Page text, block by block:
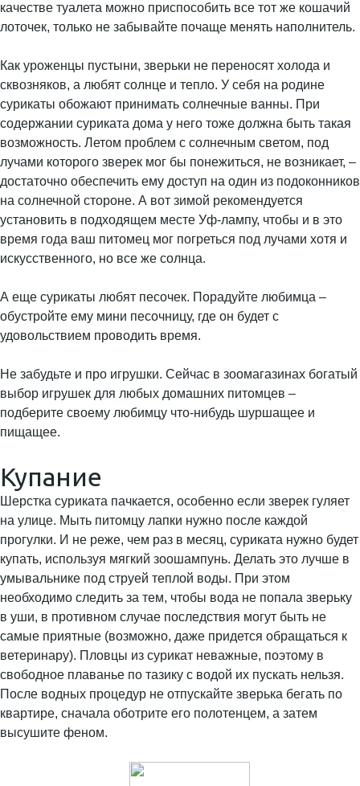
качестве туалета можно приспособить все тот же кошачий
лоточек, только не забывайте почаще менять наполнитель.
Как уроженцы пустыни, зверьки не переносят холода и
сквозняков, а любят солнце и тепло. У себя на родине
сурикаты обожают принимать солнечные ванны. При
содержании суриката дома у него тоже должна быть такая
возможность. Летом проблем с солнечным светом, под
лучами которого зверек мог бы понежиться, не возникает, –
достаточно обеспечить ему доступ на один из подоконников
на солнечной стороне. А вот зимой рекомендуется
установить в подходящем месте Уф-лампу, чтобы и в это
время года ваш питомец мог погреться под лучами хотя и
искусственного, но все же солнца.
А еще сурикаты любят песочек. Порадуйте любимца –
обустройте ему мини песочницу, где он будет с
удовольствием проводить время.
Не забудьте и про игрушки. Сейчас в зоомагазинах богатый
выбор игрушек для любых домашних питомцев –
подберите своему любимцу что-нибудь шуршащее и
пищащее.
Купание
Шерстка суриката пачкается, особенно если зверек гуляет
на улице. Мыть питомцу лапки нужно после каждой
прогулки. И не реже, чем раз в месяц, суриката нужно будет
купать, используя мягкий зоошампунь. Делать это лучше в
умывальнике под струей теплой воды. При этом
необходимо следить за тем, чтобы вода не попала зверьку
в уши, в противном случае последствия могут быть не
самые приятные (возможно, даже придется обращаться к
ветеринару). Пловцы из сурикат неважные, поэтому в
свободное плаванье по тазику с водой их пускать нельзя.
После водных процедур не отпускайте зверька бегать по
квартире, сначала оботрите его полотенцем, а затем
высушите феном.